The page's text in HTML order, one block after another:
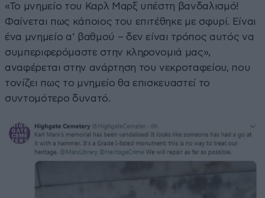
«Το μνημείο του Καρλ Μαρξ υπέστη βανδαλισμό!
Φαίνεται πως κάποιος του επιτέθηκε με σφυρί. Είναι
ένα μνημείο α’ βαθμού – δεν είναι τρόπος αυτός να
συμπεριφερόμαστε στην κληρονομιά μας»,
αναφέρεται στην ανάρτηση του νεκροταφείου, που
τονίζει πως το μνημείο θα επισκευαστεί το
συντομότερο δυνατό.